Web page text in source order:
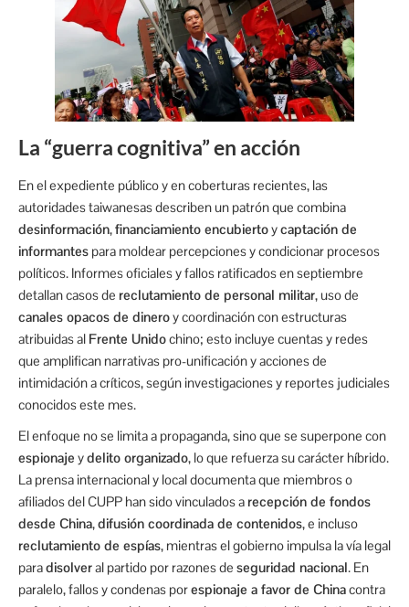
La “guerra cognitiva” en acción
En el expediente público y en coberturas recientes, las
autoridades taiwanesas describen un patrón que combina
desinformación,financiamiento encubiertoycaptación de
informantes para moldear percepciones y condicionar procesos
políticos. Informes oficiales y fallos ratificados en septiembre
detallan casos de reclutamiento de personal militar, uso de
canales opacos de dineroy coordinación con estructuras
atribuidas al Frente Unidochino; esto incluye cuentas y redes
que amplifican narrativas pro-unificación y acciones de
intimidación a críticos, según investigaciones y reportes judiciales
conocidos este mes.
El enfoque no se limita a propaganda, sino que se superpone con
espionaje ydelito organizado, lo que refuerza su carácter híbrido.
La prensa internacional y local documenta que miembros o
afiliados del CUPP han sido vinculados a recepción de fondos
desde China,difusión coordinada de contenidos, e incluso
reclutamiento de espías, mientras el gobierno impulsa la vía legal
paradisolveral partido por razones de seguridad nacional. En
paralelo, fallos y condenas porespionaje a favor de Chinacontra